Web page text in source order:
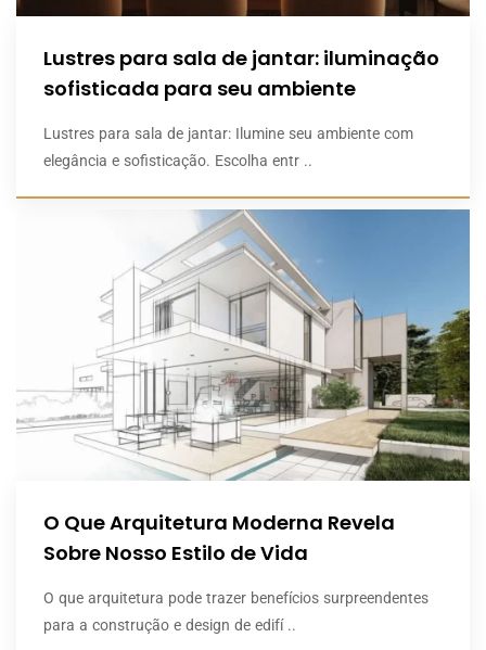
Lustres para sala de jantar: iluminação
sofisticada para seu ambiente
Lustres para sala de jantar: Ilumine seu ambiente com
elegância e sofisticação. Escolha entr ..
O Que Arquitetura Moderna Revela
Sobre Nosso Estilo de Vida
O que arquitetura pode trazer benefícios surpreendentes
para a construção e design de edifí ..